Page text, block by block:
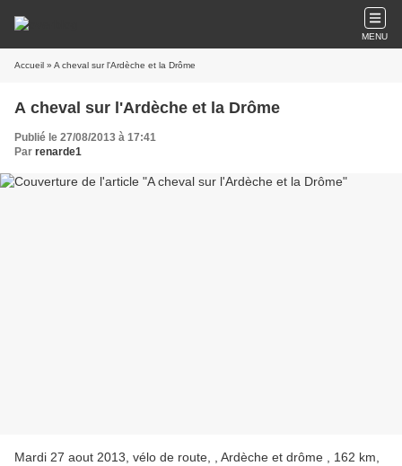
MENU
Accueil » A cheval sur l'Ardèche et la Drôme
A cheval sur l'Ardèche et la Drôme
Publié le 27/08/2013 à 17:41
Par renarde1
Mardi 27 aout 2013, vélo de route, , Ardèche et drôme , 162 km,